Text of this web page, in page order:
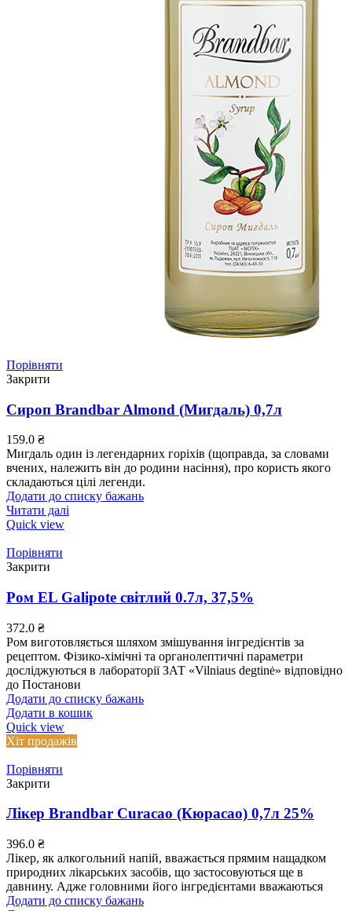
Порівняти
Закрити
Сироп Brandbar Almond (Мигдаль) 0,7л
159.0 ₴
Мигдаль один із легендарних горіхів (щоправда, за словами
вчених, належить він до родини насіння), про користь якого
складаються цілі легенди.
Додати до списку бажань
Читати далі
Quick view
Порівняти
Закрити
Ром EL Galipote світлий 0.7л, 37,5%
372.0 ₴
Ром виготовляється шляхом змішування інгредієнтів за
рецептом. Фізико-хімічні та органолептичні параметри
досліджуються в лабораторії ЗАТ «Vilniaus degtinė» відповідно
до Постанови
Додати до списку бажань
Додати в кошик
Quick view
Хіт продажів
Порівняти
Закрити
Лікер Brandbar Curacao (Кюрасао) 0,7л 25%
396.0 ₴
Лікер, як алкогольний напій, вважається прямим нащадком
природних лікарських засобів, що застосовуються ще в
давнину. Адже головними його інгредієнтами вважаються
Додати до списку бажань